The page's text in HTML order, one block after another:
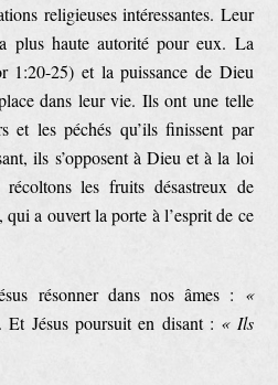
religieuses intéressantes. Leur
plus haute autorité pour eux. La
25) et la puissance de Dieu
dans leur vie. Ils ont une telle
et les péchés qu’ils finissent par
ils s’opposent à Dieu et à la loi
les fruits désastreux de
a ouvert la porte à l’esprit de ce
résonner dans nos âmes : «
Et Jésus poursuit en disant : « Ils